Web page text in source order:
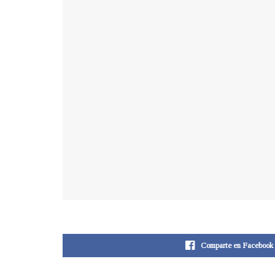
Comparte en Facebook